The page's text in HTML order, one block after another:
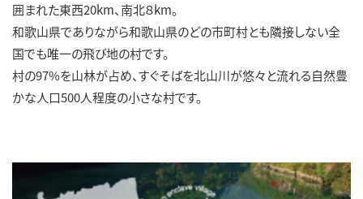
囲まれた東西20km、南北８km。
和歌山県でありながら和歌山県のどの市町村とも隣接しない全
国でも唯一の飛び地の村です。
村の97%を山林が占め、すぐそばを北山川が悠々と流れる自然豊
かな人口500人程度の小さな村です。